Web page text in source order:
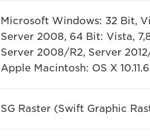
Microsoft Windows: 32 Bit,
Server 2008, 64 Bit: Vista,
Server 2008/R2, Server
Apple Macintosh: OS X
SG Raster (Swift Graphic